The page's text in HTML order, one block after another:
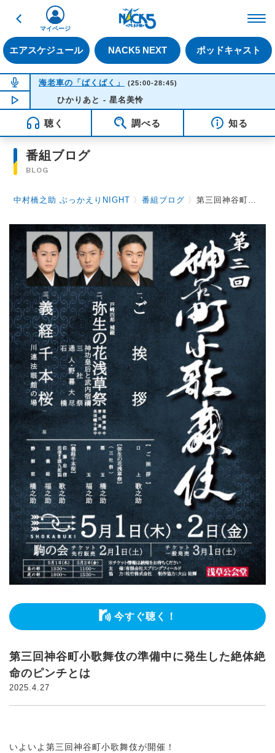
戻る
エアスケジュール NACK5 NEXT ポッドキャスト
マイページ
NOW ON AIR
海老車の「ばくばく」 (25:00-28:45)
NOW PLAYING02:34
ひかりあと - 星名美怜
聴く 調べる 知る
番組ブログ
BLOG
中村橋之助 ぶっかえりNIGHT 〉番組ブログ 〉第三回神谷町小歌舞伎の準備中に発生した絶体絶命のピンチとは
今すぐ聴く！
第三回神谷町小歌舞伎の準備中に発生した絶体絶
命のピンチとは
2025.4.27
いよいよ第三回神谷町小歌舞伎が開催！